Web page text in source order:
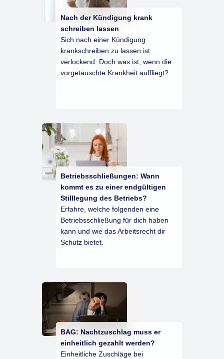
Nach der Kündigung krank
schreiben lassen
Sich nach einer Kündigung
krankschreiben zu lassen ist
verlockend. Doch was ist, wenn die
vorgetäuschte Krankheit auffliegt?
Betriebsschließungen: Wann
kommt es zu einer endgültigen
Stilllegung des Betriebs?
Erfahre, welche folgenden eine
Betriebsschließung für dich haben
kann und wie das Arbeitsrecht dir
Schutz bietet.
BAG: Nachtzuschlag muss er
einheitlich gezahlt werden?
Einheitliche Zuschläge bei